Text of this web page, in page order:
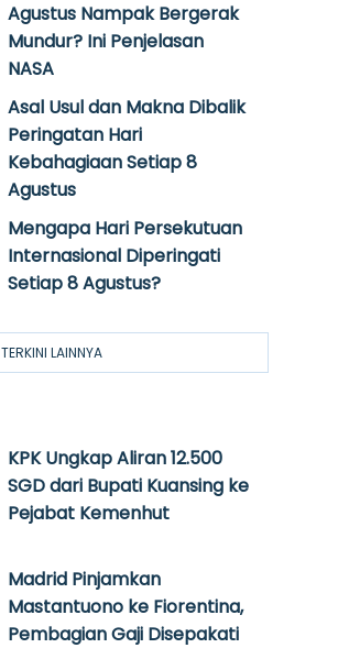
Agustus Nampak Bergerak
Mundur? Ini Penjelasan
NASA
Asal Usul dan Makna Dibalik
Peringatan Hari
Kebahagiaan Setiap 8
Agustus
Mengapa Hari Persekutuan
Internasional Diperingati
Setiap 8 Agustus?
TERKINI LAINNYA
KPK Ungkap Aliran 12.500
SGD dari Bupati Kuansing ke
Pejabat Kemenhut
Madrid Pinjamkan
Mastantuono ke Fiorentina,
Pembagian Gaji Disepakati